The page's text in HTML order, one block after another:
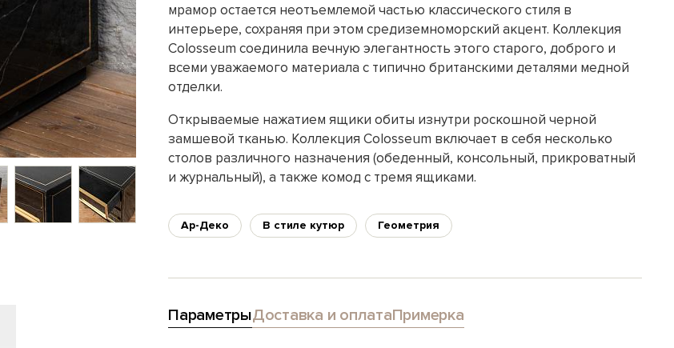
мрамор остается неотъемлемой частью классического стиля в
интерьере, сохраняя при этом средиземноморский акцент. Коллекция
Colosseum соединила вечную элегантность этого старого, доброго и
всеми уважаемого материала с типично британскими деталями медной
отделки.
Открываемые нажатием ящики обиты изнутри роскошной черной
замшевой тканью. Коллекция Colosseum включает в себя несколько
столов различного назначения (обеденный, консольный, прикроватный
и журнальный), а также комод с тремя ящиками.
Ар-Деко В стиле кутюр Геометрия
ПараметрыДоставка и оплатаПримерка